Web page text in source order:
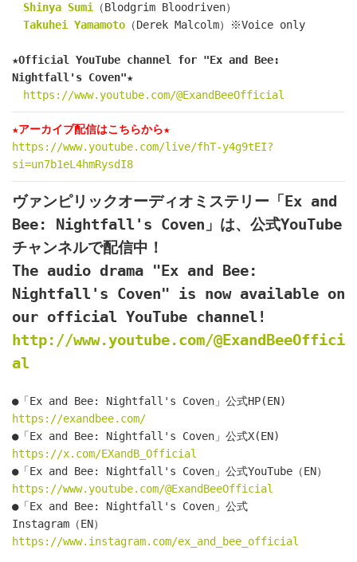
Shinya Sumi （Blodgrim Bloodriven）
Takuhei Yamamoto （Derek Malcolm）※Voice only
★Official YouTube channel for "Ex and Bee:
Nightfall's Coven"★
https://www.youtube.com/@ExandBeeOfficial
★アーカイブ配信はこちらから★
https://www.youtube.com/live/fhT-y4g9tEI?
si=un7b1eL4hmRysdI8
ヴァンピリックオーディオミステリー「Ex and
Bee: Nightfall's Coven」は、公式YouTube
チャンネルで配信中！
The audio drama "Ex and Bee:
Nightfall's Coven" is now available on
our official YouTube channel!
http://www.youtube.com/@ExandBeeOffici
al
●「Ex and Bee: Nightfall's Coven」公式HP(EN)
https://exandbee.com/
●「Ex and Bee: Nightfall's Coven」公式X(EN)
https://x.com/EXandB_Official
●「Ex and Bee: Nightfall's Coven」公式YouTube（EN）
https://www.youtube.com/@ExandBeeOfficial
●「Ex and Bee: Nightfall's Coven」公式
Instagram（EN）
https://www.instagram.com/ex_and_bee_official